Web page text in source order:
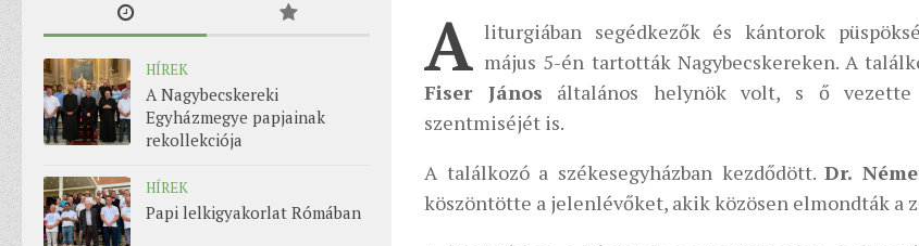
A liturgiában segédkezők és kántorok
május 5-én tartották Nagybecskereken. A
Fiser János általános helynök volt, s ő vezette
szentmiséjét is.
A találkozó a székesegyházban kezdődött.Dr.
köszöntötte a jelenlévőket, akik közösen elmondták a
HÍREK
A Nagybecskereki
Egyházmegye papjainak
rekollekciója
HÍREK
Papi lelkigyakorlat Rómában